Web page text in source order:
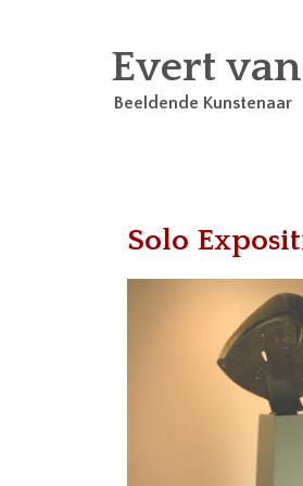
Evert
Beeldende Kunstenaar
Solo